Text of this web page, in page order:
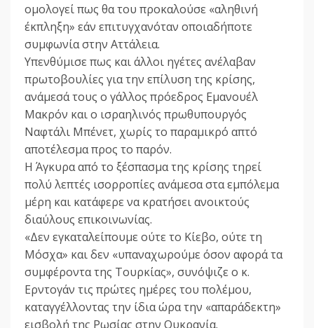
ομολογεί πως θα του προκαλούσε «αληθινή
έκπληξη» εάν επιτυγχανόταν οποιαδήποτε
συμφωνία στην Αττάλεια.
Υπενθύμισε πως και άλλοι ηγέτες ανέλαβαν
πρωτοβουλίες για την επίλυση της κρίσης,
ανάμεσά τους ο γάλλος πρόεδρος Εμανουέλ
Μακρόν και ο ισραηλινός πρωθυπουργός
Ναφτάλι Μπένετ, χωρίς το παραμικρό απτό
αποτέλεσμα προς το παρόν.
Η Άγκυρα από το ξέσπασμα της κρίσης τηρεί
πολύ λεπτές ισορροπίες ανάμεσα στα εμπόλεμα
μέρη και κατάφερε να κρατήσει ανοικτούς
διαύλους επικοινωνίας.
«Δεν εγκαταλείπουμε ούτε το Κίεβο, ούτε τη
Μόσχα» και δεν «υπαναχωρούμε όσον αφορά τα
συμφέροντα της Τουρκίας», συνόψιζε ο κ.
Ερντογάν τις πρώτες ημέρες του πολέμου,
καταγγέλλοντας την ίδια ώρα την «απαράδεκτη»
εισβολή της Ρωσίας στην Ουκρανία.